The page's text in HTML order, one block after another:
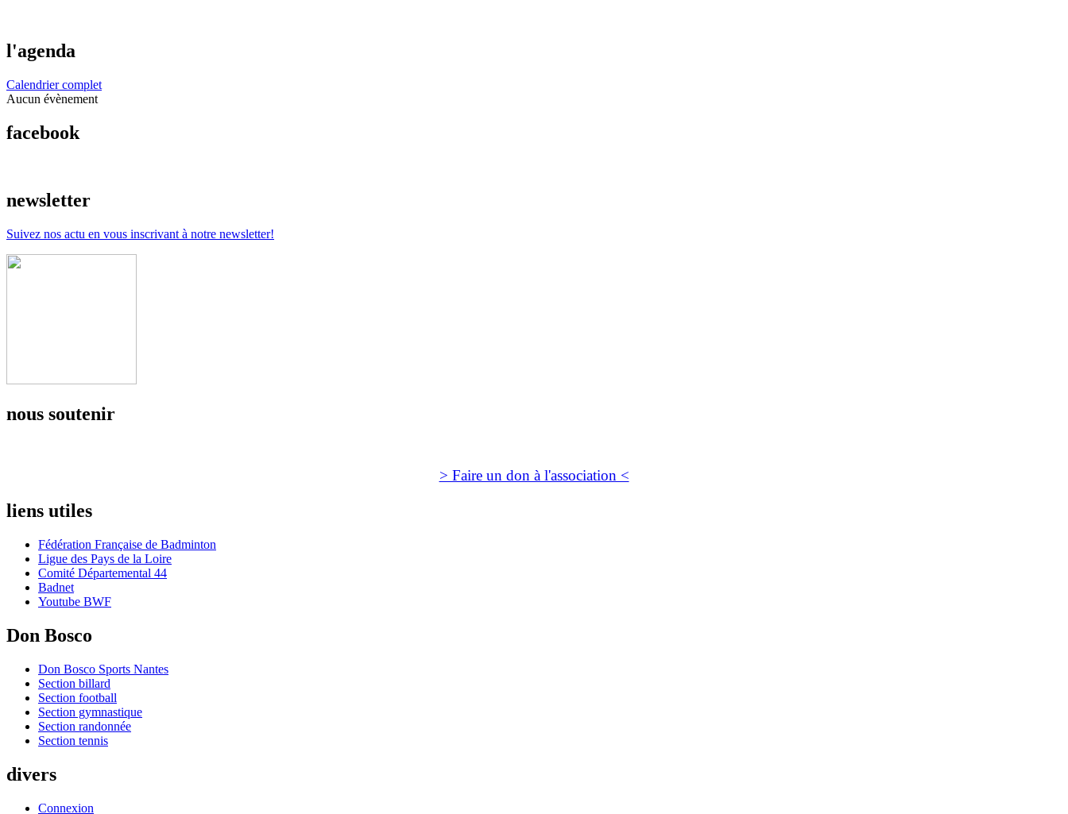
l'agenda
Calendrier complet
Aucun évènement
facebook
newsletter
Suivez nos actu en vous inscrivant à notre newsletter!
nous soutenir
> Faire un don à l'association <
liens utiles
Fédération Française de Badminton
Ligue des Pays de la Loire
Comité Départemental 44
Badnet
Youtube BWF
Don Bosco
Don Bosco Sports Nantes
Section billard
Section football
Section gymnastique
Section randonnée
Section tennis
divers
Connexion